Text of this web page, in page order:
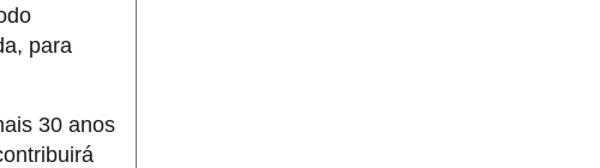
para
30 anos